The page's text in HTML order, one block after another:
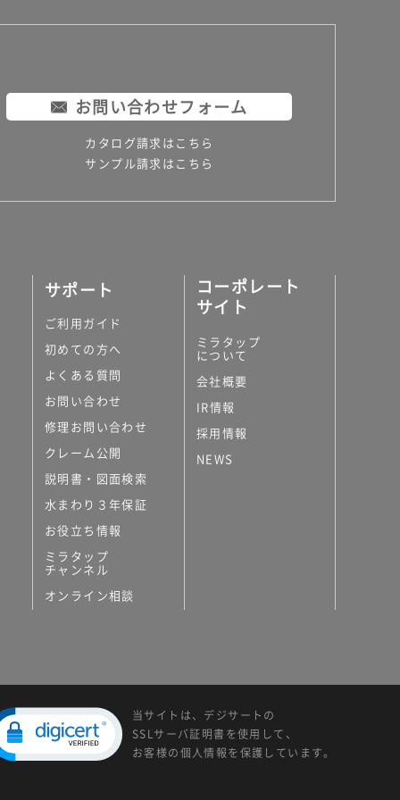
お問い合わせフォーム
カタログ請求はこちら
サンプル請求はこちら
サポート
ご利用ガイド
初めての方へ
よくある質問
お問い合わせ
修理お問い合わせ
クレーム公開
説明書・図面検索
水まわり３年保証
お役立ち情報
ミラタップ
チャンネル
オンライン相談
コーポレート
サイト
ミラタップ
について
会社概要
IR情報
採用情報
NEWS
当サイトは、デジサートの
SSLサーバ証明書を使用して、
お客様の個人情報を保護しています。